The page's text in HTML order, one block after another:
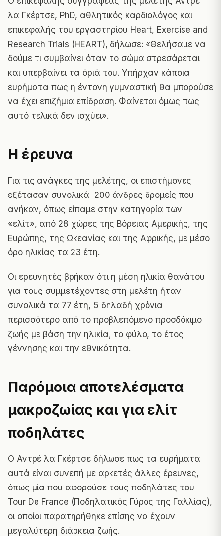
λα Γκέρτσε, PhD, αθλητικός καρδιολόγος και
επικεφαλής του εργαστηρίου Heart, Exercise and
Research Trials (HEART), δήλωσε: «Θελήσαμε να
δούμε τι συμβαίνει όταν το σώμα στρεσάρεται
και υπερβαίνει τα όριά του. Υπήρχαν κάποια
ευρήματα πως η έντονη γυμναστική θα μπορούσε
να έχει επιζήμια επίδραση. Φαίνεται όμως πως
αυτό τελικά δεν ισχύει».
Η έρευνα
Για τις ανάγκες της μελέτης, οι επιστήμονες
εξέτασαν συνολικά 200 άνδρες δρομείς που
ανήκαν, όπως είπαμε στην κατηγορία των
«ελίτ», από 28 χώρες της Βόρειας Αμερικής, της
Ευρώπης, της Ωκεανίας και της Αφρικής, με μέσο
όρο ηλικίας τα 23 έτη.
Οι ερευνητές βρήκαν ότι η μέση ηλικία θανάτου
για τους συμμετέχοντες στη μελέτη ήταν
συνολικά τα 77 έτη, 5 δηλαδή χρόνια
περισσότερο από το προβλεπόμενο προσδόκιμο
ζωής με βάση την ηλικία, το φύλο, το έτος
γέννησης και την εθνικότητα.
Παρόμοια αποτελέσματα
μακροζωίας και για ελίτ
ποδηλάτες
Ο Αντρέ λα Γκέρτσε δήλωσε πως τα ευρήματα
αυτά είναι συνεπή με αρκετές άλλες έρευνες,
όπως μία που αφορούσε τους ποδηλάτες του
Tour De France (Ποδηλατικός Γύρος της Γαλλίας),
οι οποίοι παρατηρήθηκε επίσης να έχουν
μεγαλύτερη διάρκεια ζωής.